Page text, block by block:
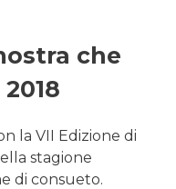
che
la VII Edizione di
stagione
di consueto.